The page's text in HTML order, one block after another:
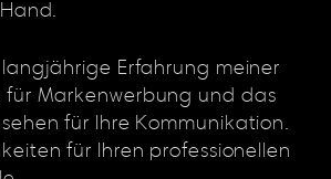
Erfahrung meiner
für Markenwerbung und das
für Ihre Kommunikation.
für Ihren professionellen